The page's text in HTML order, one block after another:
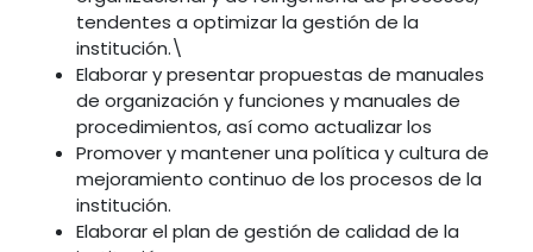
tendentes a optimizar la gestión de la
institución.\
Elaborar y presentar propuestas de manuales
de organización y funciones y manuales de
procedimientos, así como actualizar los
Promover y mantener una política y cultura de
mejoramiento continuo de los procesos de la
institución.
Elaborar el plan de gestión de calidad de la